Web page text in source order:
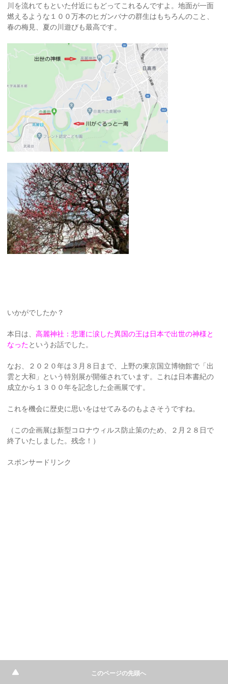
川を流れてもといた付近にもどってこれるんですよ。地面が一面
燃えるような１００万本のヒガンバナの群生はもちろんのこと、
春の梅見、夏の川遊びも最高です。
いかがでしたか？
本日は、高麗神社：悲運に涙した異国の王は日本で出世の神様と
なったというお話でした。
なお、２０２０年は３月８日まで、上野の東京国立博物館で「出
雲と大和」という特別展が開催されています。これは日本書紀の
成立から１３００年を記念した企画展です。
これを機会に歴史に思いをはせてみるのもよさそうですね。
（この企画展は新型コロナウィルス防止策のため、２月２８日で
終了いたしました。残念！）
スポンサードリンク
このページの先頭へ